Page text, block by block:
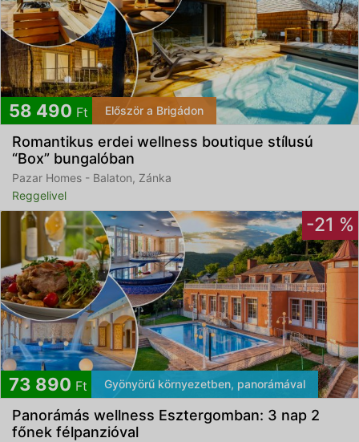
58 490 Ft Először a Brigádon
Romantikus erdei wellness boutique stílusú
“Box” bungalóban
Pazar Homes - Balaton, Zánka
Reggelivel
-21 %
73 890 Ft Gyönyörű környezetben, panorámával
Panorámás wellness Esztergomban: 3 nap 2
főnek félpanzióval